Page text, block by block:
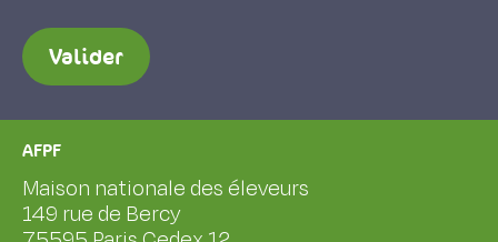
Valider
AFPF
Maison nationale des éleveurs
149 rue de Bercy